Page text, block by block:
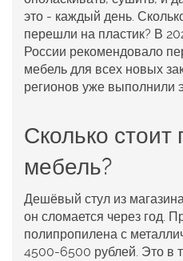
это - каждый день.
перешли на пластик? В
России рекомендовало
мебель для всех новых
регионов уже выполнили
Сколько стоит
мебель?
Дешёвый стул из
он сломается через год.
полипропилена с
4500-6500 рублей. Это в